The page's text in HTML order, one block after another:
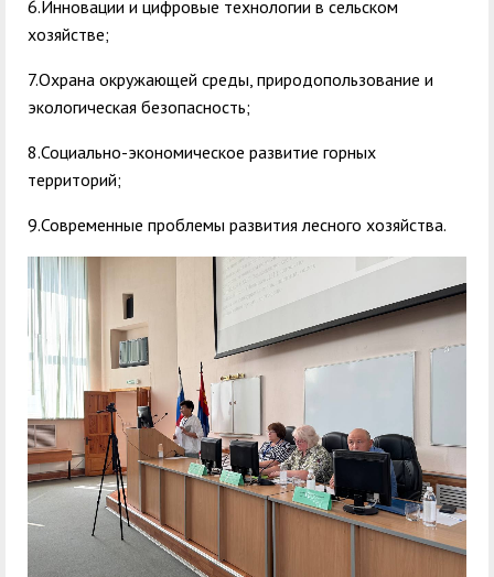
6.Инновации и цифровые технологии в сельском
хозяйстве;
7.Охрана окружающей среды, природопользование и
экологическая безопасность;
8.Социально-экономическое развитие горных
территорий;
9.Современные проблемы развития лесного хозяйства.